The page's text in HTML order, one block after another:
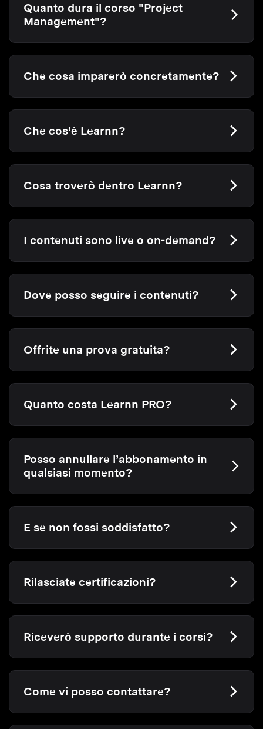
Quanto dura il corso "Project
Management"?
Che cosa imparerò concretamente?
Che cos’è Learnn?
Cosa troverò dentro Learnn?
I contenuti sono live o on-demand?
Dove posso seguire i contenuti?
Offrite una prova gratuita?
Quanto costa Learnn PRO?
Posso annullare l’abbonamento in
qualsiasi momento?
E se non fossi soddisfatto?
Rilasciate certificazioni?
Riceverò supporto durante i corsi?
Come vi posso contattare?